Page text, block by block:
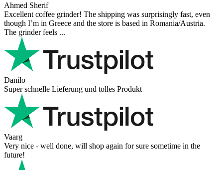
Ahmed Sherif
Excellent coffee grinder! The shipping was surprisingly fast, even
though I’m in Greece and the store is based in Romania/Austria.
The grinder feels ...
Danilo
Super schnelle Lieferung und tolles Produkt
Vaarg
Very nice - well done, will shop again for sure sometime in the
future!